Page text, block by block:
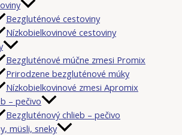
Bezgluténové cestoviny
Nízkobielkovinové cestoviny
Bezgluténové múčne zmesi Promix
Prirodzene bezgluténové múky
Nízkobielkovinové zmesi Apromix
– pečivo
Bezgluténový chlieb – pečivo
müsli, sneky